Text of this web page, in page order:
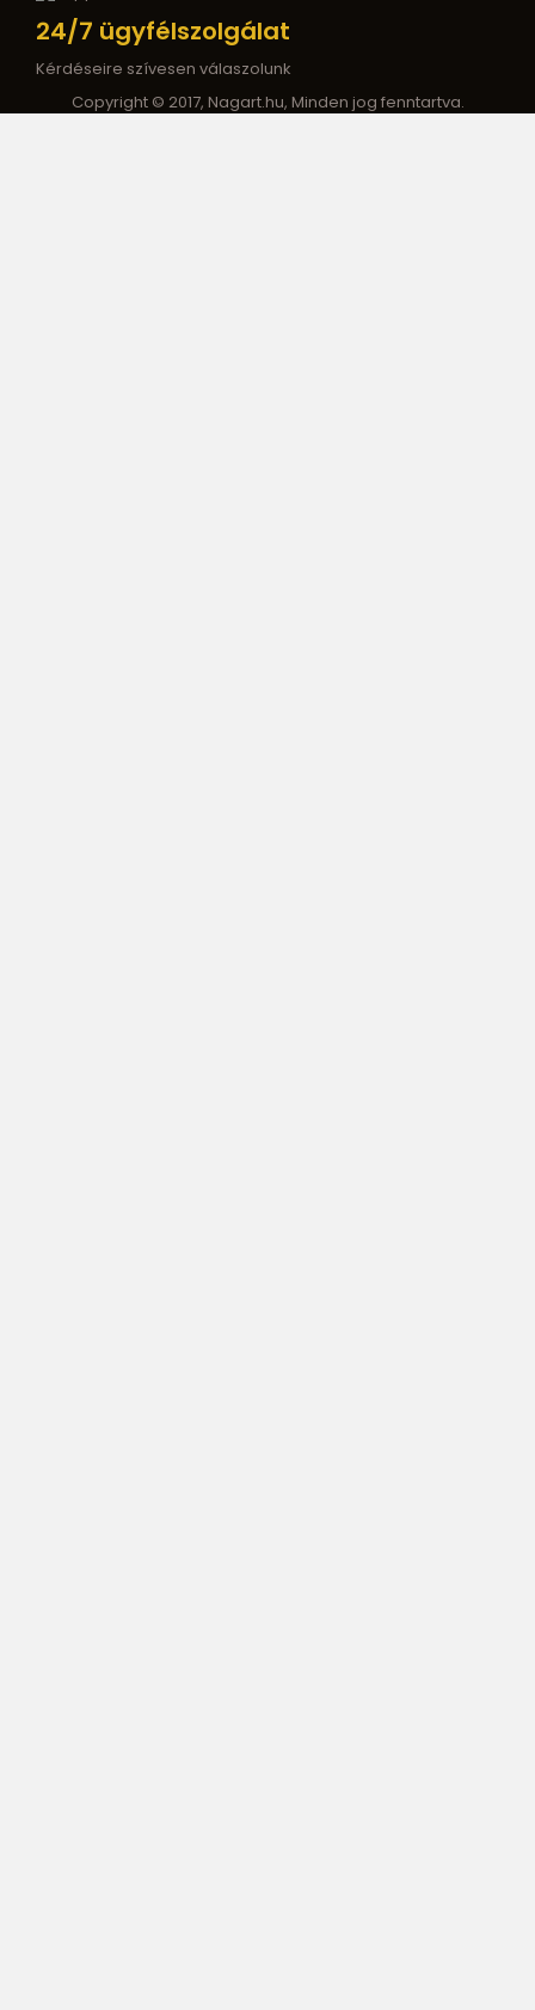
24/7 ügyfélszolgálat
Kérdéseire szívesen válaszolunk
Copyright © 2017, Nagart.hu, Minden jog fenntartva.